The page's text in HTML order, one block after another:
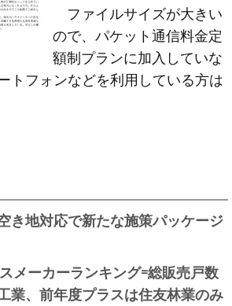
ファイルサイズが大きい
ので、パケット通信料金定
額制プランに加入していな
トフォンなどを利用している方は
き地対応で新たな施策パッケージ
メーカーランキング=総販売戸数
業、前年度プラスは住友林業のみ